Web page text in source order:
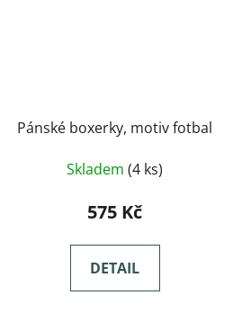
Pánské boxerky, motiv fotbal
Skladem(4 ks)
575 Kč
DETAIL